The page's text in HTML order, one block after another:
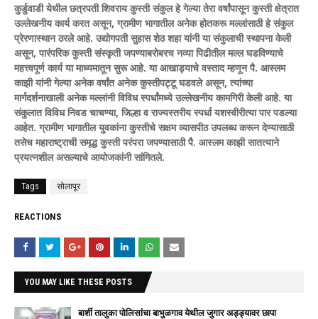
कुर्डुवाडी येथील छत्रपती शिवराय कुस्ती संकुल हे गेल्या तेरा वर्षांपासून कुस्ती क्षेत्रात
उल्लेखनीय कार्य करत असून, ग्रामीण भागातील अनेक होतकरू मल्लांसाठी हे संकुल
प्रेरणास्थान ठरले आहे. उद्योगपती सुहास शेठ शहा यांनी या संकुलाची स्थापना केली
असून, पारंपरिक कुस्ती संस्कृती जपण्याबरोबरच नव्या पिढीतील मल्ल घडविण्याचे
महत्त्वपूर्ण कार्य या माध्यमातून सुरू आहे. या आखाड्याचे वस्ताद म्हणून पै. आस्लम
काझी यांनी गेल्या अनेक वर्षांत अनेक कुस्तीपट्टू घडवले असून, त्यांच्या
मार्गदर्शनाखाली अनेक मल्लांनी विविध स्पर्धांमध्ये उल्लेखनीय कामगिरी केली आहे. या
संकुलात विविध निवड चाचण्या, जिल्हा व राज्यस्तरीय स्पर्धा यशस्वीरीत्या पार पडल्या
आहेत. ग्रामीण भागातील युवकांना कुस्तीचे सक्षम व्यासपीठ उपलब्ध करून देण्यासाठी
तसेच महाराष्ट्राची समृद्ध कुस्ती परंपरा जपण्यासाठी पै. आस्लम काझी सातत्याने
प्रयत्नशील असल्याचे आयोजकांनी सांगितले.
Tags सोलापूर
REACTIONS
YOU MAY LIKE THESE POSTS
बार्शी तालुका पोलिसांचा बाभुळगाव येथील जुगार अड्ड्यावर छापा